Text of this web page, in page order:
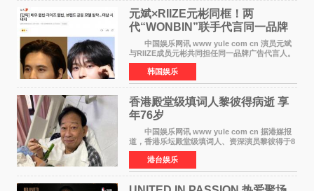
元斌×RIIZE元彬同框！两
代“WONBIN”联手代言同一品牌
颜值天花板合体
中国娱乐网讯 www yule com cn 演员元斌
与RIIZE成员元彬共同担任同一品牌广告代言人。
6日据独家报道，继演员元斌之后，RIIZE元彬最
近也被选为某在线中介平台A公司的共同广告代言
人，两人将作
韩国娱乐
香港殿堂级填词人黎彼得病逝 享
年76岁​
中国娱乐网讯 www yule com cn 据港媒报
道，香港乐坛殿堂级填词人、资深演员黎彼得于8
月5日上午因病离世，终年76岁。好友钟志光透
露，黎彼得今年3月中风后便卧床休养，身体机能
持续衰退，最
港台娱乐